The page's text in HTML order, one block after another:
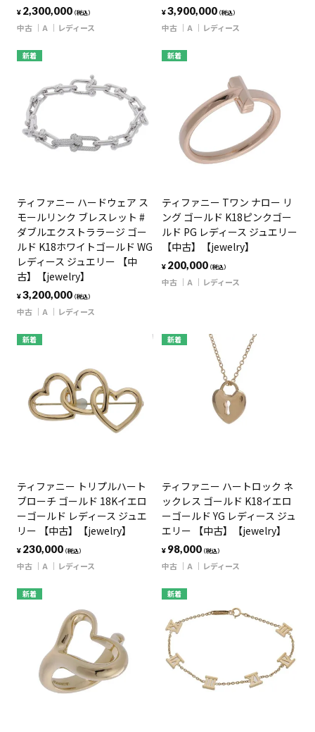
¥ 2,300,000（税込）
中古 A レディース
¥3,900,000（税込）
中古 A レディース
新着
ティファニー ハードウェア ス
モールリンク ブレスレット #
ダブルエクストララージ ゴー
ルド K18ホワイトゴールド WG
レディース ジュエリー 【中
古】【jewelry】
¥3,200,000（税込）
中古 A レディース
新着
ティファニー Tワン ナロー リ
ング ゴールド K18ピンクゴー
ルド PG レディース ジュエリー
【中古】【jewelry】
¥ 200,000（税込）
中古 A レディース
新着
ティファニー トリプルハート
ブローチ ゴールド 18Kイエロ
ーゴールド レディース ジュエ
リー 【中古】【jewelry】
¥ 230,000（税込）
中古 A レディース
新着
ティファニー ハートロック ネ
ックレス ゴールド K18イエロ
ーゴールド YG レディース ジュ
エリー 【中古】【jewelry】
¥ 98,000（税込）
中古 A レディース
新着 新着